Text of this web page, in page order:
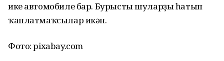
ике автомобиле бар. Бурысты шуларҙы һатып
ҡаплатмаҡсылар икән.
Фото: pixabay.com